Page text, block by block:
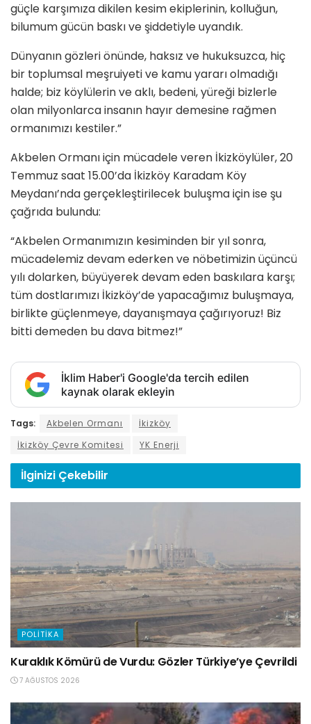
güçle karşımıza dikilen kesim ekiplerinin, kolluğun,
bilumum gücün baskı ve şiddetiyle uyandık.
Dünyanın gözleri önünde, haksız ve hukuksuzca, hiç
bir toplumsal meşruiyeti ve kamu yararı olmadığı
halde; biz köylülerin ve aklı, bedeni, yüreği bizlerle
olan milyonlarca insanın hayır demesine rağmen
ormanımızı kestiler.”
Akbelen Ormanı için mücadele veren İkizköylüler, 20
Temmuz saat 15.00’da İkizköy Karadam Köy
Meydanı’nda gerçekleştirilecek buluşma için ise şu
çağrıda bulundu:
“Akbelen Ormanımızın kesiminden bir yıl sonra,
mücadelemiz devam ederken ve nöbetimizin üçüncü
yılı dolarken, büyüyerek devam eden baskılara karşı;
tüm dostlarımızı İkizköy’de yapacağımız buluşmaya,
birlikte güçlenmeye, dayanışmaya çağırıyoruz! Biz
bitti demeden bu dava bitmez!”
İklim Haber'i Google'da tercih edilen
kaynak olarak ekleyin
Tags: Akbelen Ormanı
İkizköy
İkizköy Çevre Komitesi
YK Enerji
İlginizi Çekebilir
POLITIKA
Kuraklık Kömürü de Vurdu: Gözler Türkiye’ye Çevrildi
7 AĞUSTOS 2026